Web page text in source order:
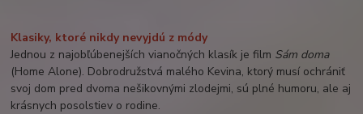
Klasiky, ktoré nikdy nevyjdú z módy
Jednou z najobľúbenejších vianočných klasík je film Sám doma
(Home Alone). Dobrodružstvá malého Kevina, ktorý musí ochrániť
svoj dom pred dvoma nešikovnými zlodejmi, sú plné humoru, ale aj
krásnych posolstiev o rodine.